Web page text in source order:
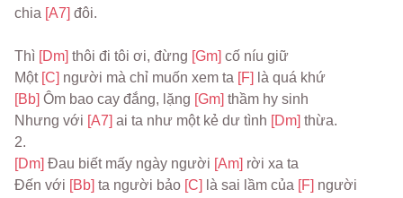
chia [A7] đôi.
Thì [Dm] thôi đi tôi ơi, đừng [Gm] cố níu giữ
Một [C] người mà chỉ muốn xem ta [F] là quá khứ
[Bb] Ôm bao cay đắng, lặng [Gm] thầm hy sinh
Nhưng với [A7] ai ta như một kẻ dư tình [Dm] thừa.
2.
[Dm] Đau biết mấy ngày người [Am] rời xa ta
Đến với [Bb] ta người bảo [C] là sai lầm của [F] người